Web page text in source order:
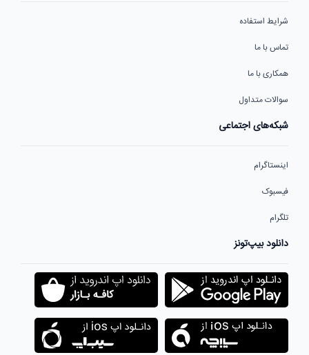
شرایط استفاده
تماس با ما
همکاری با ما
سوالات متداول
شبکه‌های اجتماعی
اینستاگرام
فیسبوک
تلگرام
دانلود بیپ‌تونز